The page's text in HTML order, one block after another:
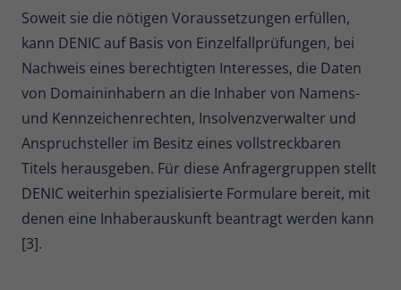
Soweit sie die nötigen Voraussetzungen erfüllen,
kann DENIC auf Basis von Einzelfallprüfungen, bei
Nachweis eines berechtigten Interesses, die Daten
von Domaininhabern an die Inhaber von Namens-
und Kennzeichenrechten, Insolvenzverwalter und
Anspruchsteller im Besitz eines vollstreckbaren
Titels herausgeben. Für diese Anfragergruppen stellt
DENIC weiterhin spezialisierte Formulare bereit, mit
denen eine Inhaberauskunft beantragt werden kann
[3].